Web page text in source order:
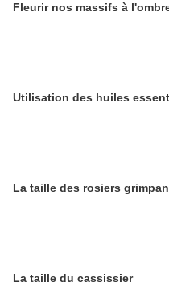
Fleurir nos massifs à
Utilisation des huiles
La taille des rosiers
La taille du cassissier